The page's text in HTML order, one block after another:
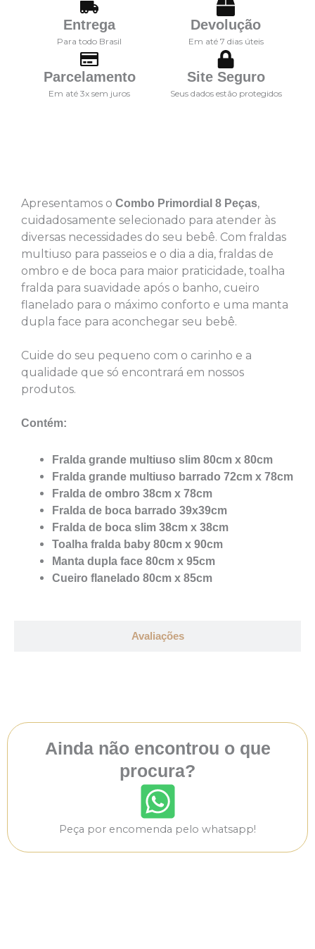
Entrega
Para todo Brasil
Devolução
Em até 7 dias úteis
Parcelamento
Em até 3x sem juros
Site Seguro
Seus dados estão protegidos
Avaliações
Apresentamos o Combo Primordial 8 Peças,
cuidadosamente selecionado para atender às
diversas necessidades do seu bebê. Com fraldas
multiuso para passeios e o dia a dia, fraldas de
ombro e de boca para maior praticidade, toalha
fralda para suavidade após o banho, cueiro
flanelado para o máximo conforto e uma manta
dupla face para aconchegar seu bebê.
Cuide do seu pequeno com o carinho e a
qualidade que só encontrará em nossos
produtos.
Contém:
Fralda grande multiuso slim 80cm x 80cm
Fralda grande multiuso barrado 72cm x 78cm
Fralda de ombro 38cm x 78cm
Fralda de boca barrado 39x39cm
Fralda de boca slim 38cm x 38cm
Toalha fralda baby 80cm x 90cm
Manta dupla face 80cm x 95cm
Cueiro flanelado 80cm x 85cm
Ainda não encontrou o que
procura?
Peça por encomenda pelo whatsapp!